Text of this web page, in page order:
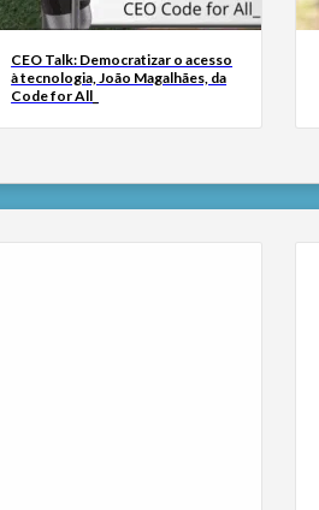
CEO Talk: Democratizar o acesso
à tecnologia, João Magalhães, da
Code for All_